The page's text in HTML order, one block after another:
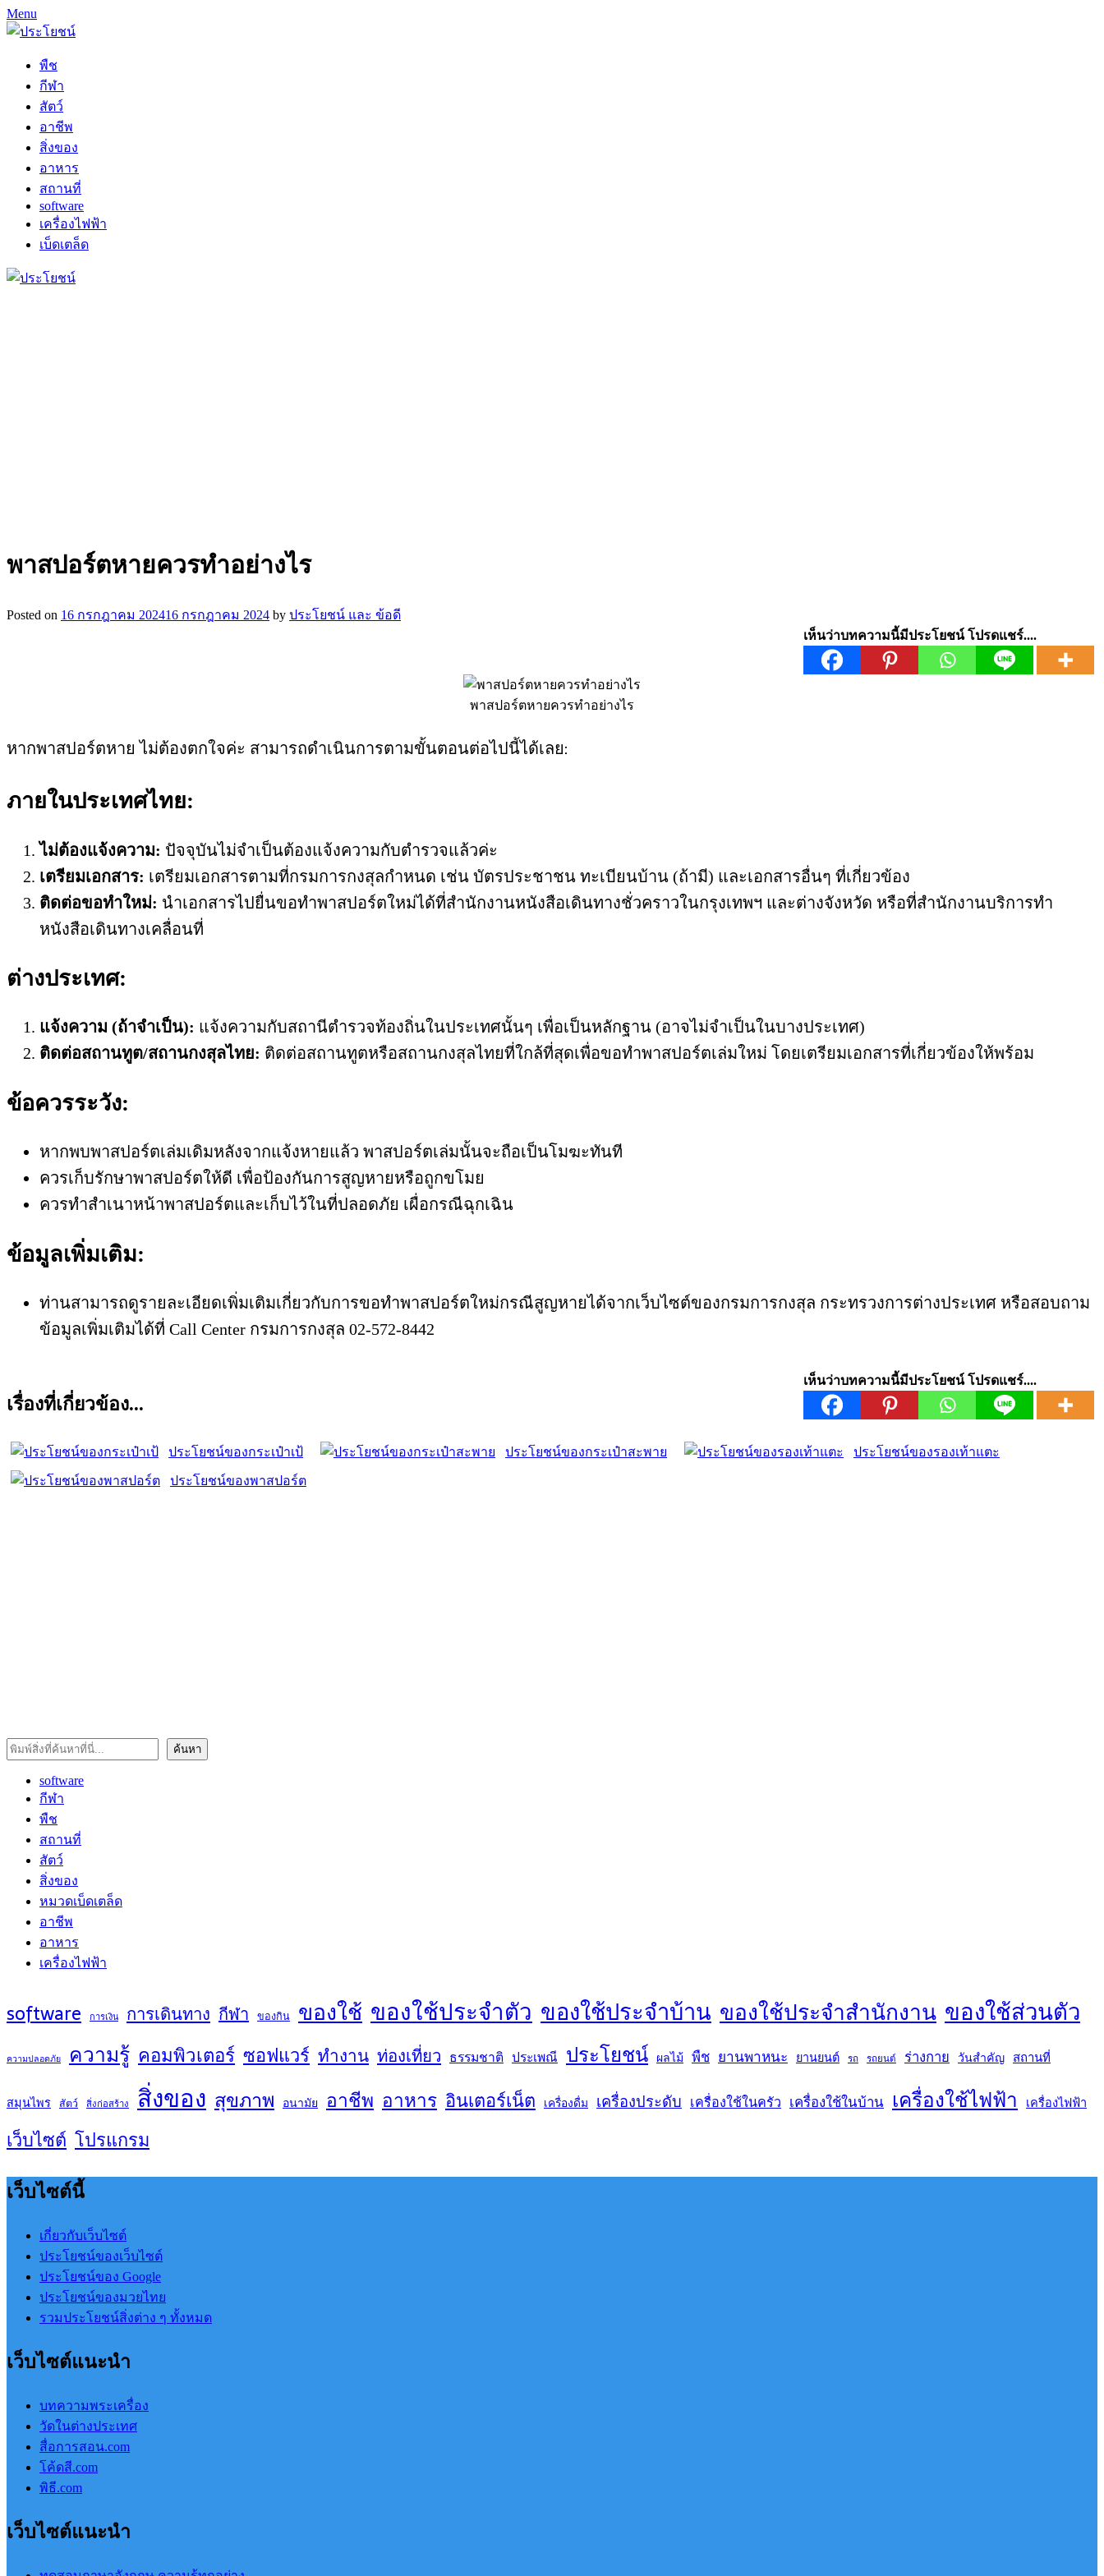
Menu
พืช
กีฬา
สัตว์
อาชีพ
สิ่งของ
อาหาร
สถานที่
software
เครื่องไฟฟ้า
เบ็ดเตล็ด
พาสปอร์ตหายควรทำอย่างไร
Posted on 16 กรกฎาคม 202416 กรกฎาคม 2024 by ประโยชน์ และ ข้อดี
เห็นว่าบทความนี้มีประโยชน์ โปรดแชร์....
พาสปอร์ตหายควรทำอย่างไร
หากพาสปอร์ตหาย ไม่ต้องตกใจค่ะ สามารถดำเนินการตามขั้นตอนต่อไปนี้ได้เลย:
ภายในประเทศไทย:
ไม่ต้องแจ้งความ: ปัจจุบันไม่จำเป็นต้องแจ้งความกับตำรวจแล้วค่ะ
เตรียมเอกสาร: เตรียมเอกสารตามที่กรมการกงสุลกำหนด เช่น บัตรประชาชน ทะเบียนบ้าน (ถ้ามี) และเอกสารอื่นๆ ที่เกี่ยวข้อง
ติดต่อขอทำใหม่: นำเอกสารไปยื่นขอทำพาสปอร์ตใหม่ได้ที่สำนักงานหนังสือเดินทางชั่วคราวในกรุงเทพฯ และต่างจังหวัด หรือที่สำนักงานบริการทำ
หนังสือเดินทางเคลื่อนที่
ต่างประเทศ:
แจ้งความ (ถ้าจำเป็น): แจ้งความกับสถานีตำรวจท้องถิ่นในประเทศนั้นๆ เพื่อเป็นหลักฐาน (อาจไม่จำเป็นในบางประเทศ)
ติดต่อสถานทูต/สถานกงสุลไทย: ติดต่อสถานทูตหรือสถานกงสุลไทยที่ใกล้ที่สุดเพื่อขอทำพาสปอร์ตเล่มใหม่ โดยเตรียมเอกสารที่เกี่ยวข้องให้พร้อม
ข้อควรระวัง:
หากพบพาสปอร์ตเล่มเดิมหลังจากแจ้งหายแล้ว พาสปอร์ตเล่มนั้นจะถือเป็นโมฆะทันที
ควรเก็บรักษาพาสปอร์ตให้ดี เพื่อป้องกันการสูญหายหรือถูกขโมย
ควรทำสำเนาหน้าพาสปอร์ตและเก็บไว้ในที่ปลอดภัย เผื่อกรณีฉุกเฉิน
ข้อมูลเพิ่มเติม:
ท่านสามารถดูรายละเอียดเพิ่มเติมเกี่ยวกับการขอทำพาสปอร์ตใหม่กรณีสูญหายได้จากเว็บไซต์ของกรมการกงสุล กระทรวงการต่างประเทศ หรือสอบถาม
ข้อมูลเพิ่มเติมได้ที่ Call Center กรมการกงสุล 02-572-8442
เห็นว่าบทความนี้มีประโยชน์ โปรดแชร์....
เรื่องที่เกี่ยวข้อง...
ประโยชน์ของกระเป๋าเป้ ประโยชน์ของกระเป๋าสะพาย ประโยชน์ของรองเท้าแตะ
ประโยชน์ของพาสปอร์ต
ค้นหา ค้นหา
software
กีฬา
พืช
สถานที่
สัตว์
สิ่งของ
หมวดเบ็ดเตล็ด
อาชีพ
อาหาร
เครื่องไฟฟ้า
software การเงิน การเดินทาง กีฬา ของกิน ของใช้ ของใช้ประจำตัว ของใช้ประจำบ้าน ของใช้ประจำสำนักงาน ของใช้ส่วนตัว
ความปลอดภัย ความรู้ คอมพิวเตอร์ ซอฟแวร์ ทำงาน ท่องเที่ยว ธรรมชาติ ประเพณี ประโยชน์ ผลไม้ พืช ยานพาหนะ ยานยนต์ รถ รถยนต์ ร่างกาย วันสำคัญ สถานที่
สมุนไพร สัตว์ สิ่งก่อสร้าง สิ่งของ สุขภาพ อนามัย อาชีพ อาหาร อินเตอร์เน็ต เครื่องดื่ม เครื่องประดับ เครื่องใช้ในครัว เครื่องใช้ในบ้าน เครื่องใช้ไฟฟ้า เครื่องไฟฟ้า
เว็บไซต์ โปรแกรม
เว็บไซต์นี้
เกี่ยวกับเว็บไซต์
ประโยชน์ของเว็บไซต์
ประโยชน์ของ Google
ประโยชน์ของมวยไทย
รวมประโยชน์สิ่งต่าง ๆ ทั้งหมด
เว็บไซต์แนะนำ
บทความพระเครื่อง
วัดในต่างประเทศ
สื่อการสอน.com
โค้ดสี.com
พิธี.com
เว็บไซต์แนะนำ